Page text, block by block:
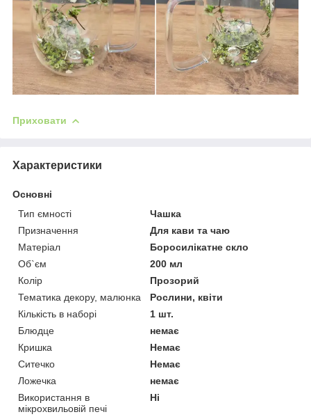
Приховати
Характеристики
Основні
Тип ємності
Чашка
Призначення
Для кави та чаю
Матеріал
Боросилікатне скло
Об`єм
200 мл
Колір
Прозорий
Тематика декору, малюнка
Рослини, квіти
Кількість в наборі
1 шт.
Блюдце
немає
Кришка
Немає
Ситечко
Немає
Ложечка
немає
Використання в
мікрохвильовій печі
Ні